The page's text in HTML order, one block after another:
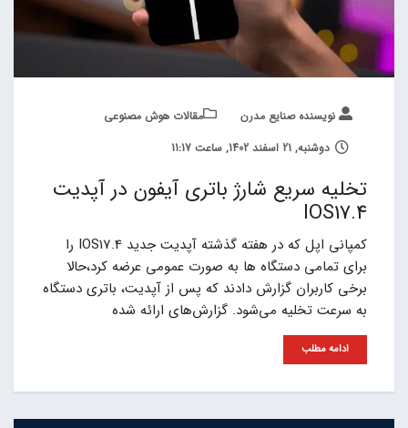
نویسنده صنایع مدرن
مقالات هوش مصنوعی
دوشنبه, 21 اسفند 1402, ساعت 11:17
تخلیه سریع شارژ باتری آیفون در آپدیت
IOS17.4
کمپانی اپل که در هفته گذشته آپدیت جدید IOS17.4 را
برای تمامی دستگاه ها به صورت عمومی عرضه کرد،حالا
برخی کاربران گزارش دادند که پس از آپدیت، باتری دستگاه
به سرعت تخلیه می‌شود. گزارش‌های ارائه شده
ادامه مطلب